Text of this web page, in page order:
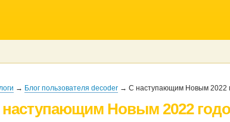
→ Блог пользователя decoder → С наступающим Новым 2022
Новым 2022